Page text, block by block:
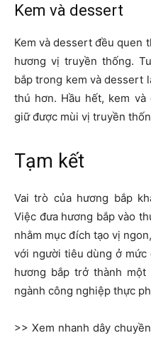
Kem và dessert
Kem và dessert đều quen
hương vị truyền thống.
bắp trong kem và dessert
thú hơn. Hầu hết, kem
giữ được mùi vị truyền
Tạm kết
Vai trò của hương bắp
Việc đưa hương bắp vào
nhằm mục đích tạo vị
với người tiêu dùng ở mức
hương bắp trở thành
ngành công nghiệp thực
>> Xem nhanh dây